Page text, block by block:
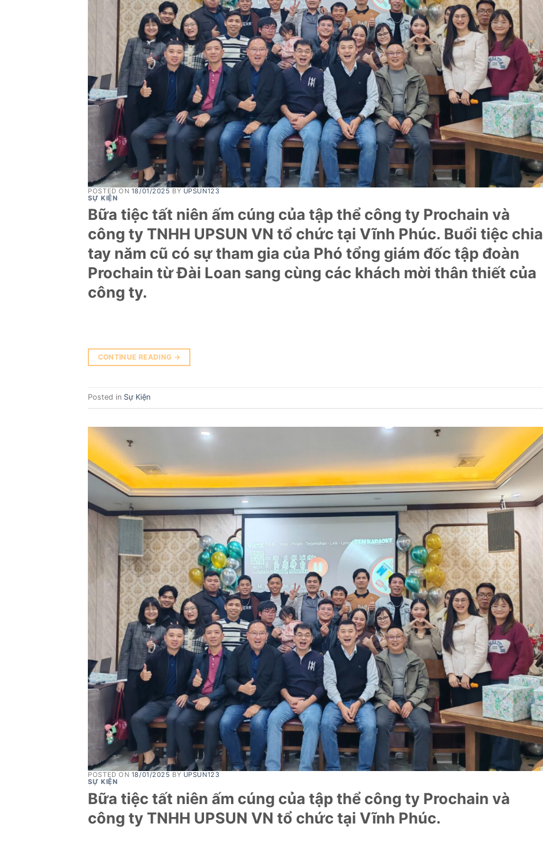
POSTED ON 18/01/2025 BY UPSUN123
SỰ KIỆN
Bữa tiệc tất niên ấm cúng của tập thể công ty Prochain và
công ty TNHH UPSUN VN tổ chức tại Vĩnh Phúc. Buổi tiệc chia
tay năm cũ có sự tham gia của Phó tổng giám đốc tập đoàn
Prochain từ Đài Loan sang cùng các khách mời thân thiết của
công ty.
CONTINUE READING →
Posted in Sự Kiện
POSTED ON 18/01/2025 BY UPSUN123
SỰ KIỆN
Bữa tiệc tất niên ấm cúng của tập thể công ty Prochain và
công ty TNHH UPSUN VN tổ chức tại Vĩnh Phúc.